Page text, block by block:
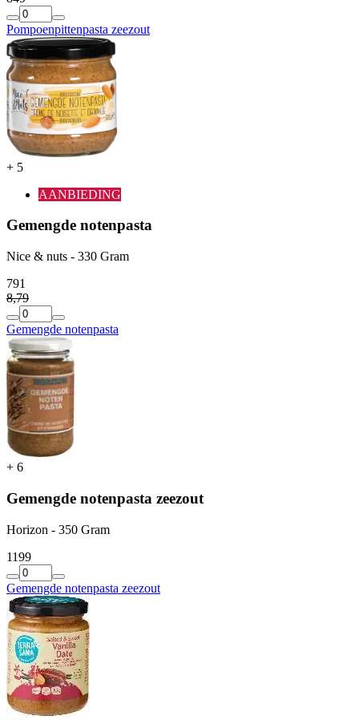
Pompoenpittenpasta zeezout
+ 5
AANBIEDING
Gemengde notenpasta
Nice & nuts - 330 Gram
791
8,79
Gemengde notenpasta
+ 6
Gemengde notenpasta zeezout
Horizon - 350 Gram
1199
Gemengde notenpasta zeezout